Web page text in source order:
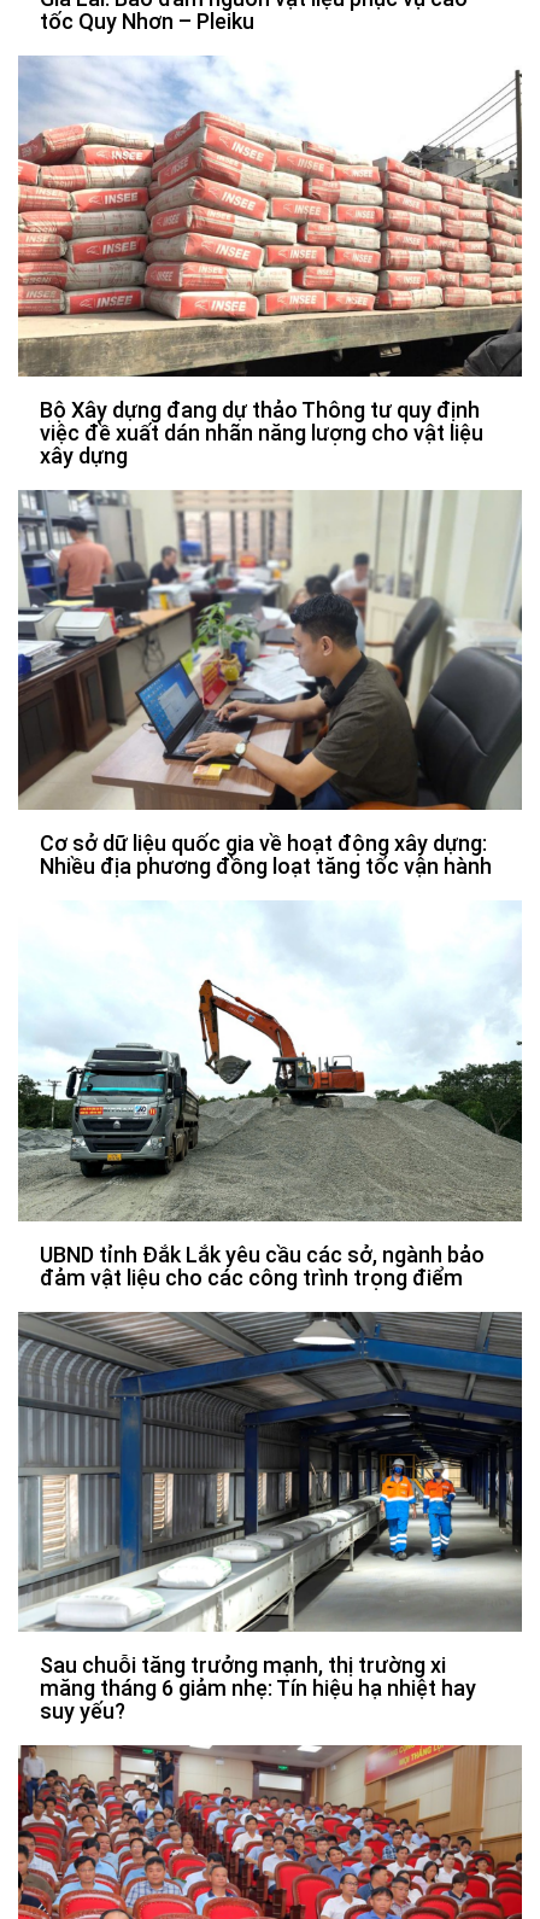
tốc Quy Nhơn – Pleiku
Bộ Xây dựng đang dự thảo Thông tư quy định
việc đề xuất dán nhãn năng lượng cho vật liệu
xây dựng
Cơ sở dữ liệu quốc gia về hoạt động xây dựng:
Nhiều địa phương đồng loạt tăng tốc vận hành
UBND tỉnh Đắk Lắk yêu cầu các sở, ngành bảo
đảm vật liệu cho các công trình trọng điểm
Sau chuỗi tăng trưởng mạnh, thị trường xi
măng tháng 6 giảm nhẹ: Tín hiệu hạ nhiệt hay
suy yếu?